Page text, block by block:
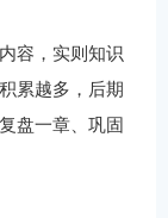
容，实则知识
累越多，后期
盘一章、巩固